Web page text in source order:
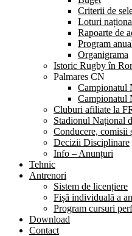
Criterii de
Loturi
Rapoarte de
Program
Organigrama
Istoric Rugby în
Palmares CN
Campionatul
Campionatul
Cluburi afiliate la
Stadionul Național
Conducere, comisii
Decizii Disciplinare
Info – Anunțuri
Tehnic
Antrenori
Sistem de licențiere
Fișă individuală a
Program cursuri
Download
Contact